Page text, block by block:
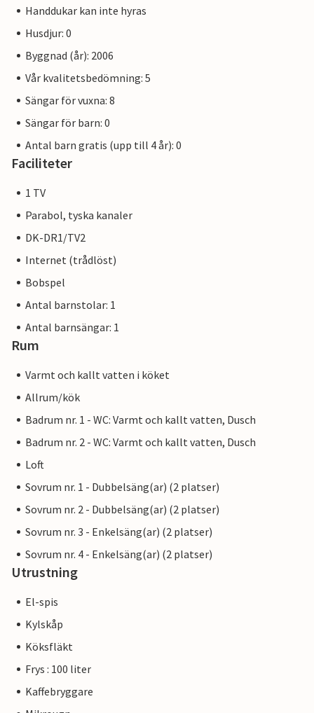
Handdukar kan inte hyras
Husdjur: 0
Byggnad (år): 2006
Vår kvalitetsbedömning: 5
Sängar för vuxna: 8
Sängar för barn: 0
Antal barn gratis (upp till 4 år): 0
Faciliteter
1 TV
Parabol, tyska kanaler
DK-DR1/TV2
Internet (trådlöst)
Bobspel
Antal barnstolar: 1
Antal barnsängar: 1
Rum
Varmt och kallt vatten i köket
Allrum/kök
Badrum nr. 1 - WC: Varmt och kallt vatten, Dusch
Badrum nr. 2 - WC: Varmt och kallt vatten, Dusch
Loft
Sovrum nr. 1 - Dubbelsäng(ar) (2 platser)
Sovrum nr. 2 - Dubbelsäng(ar) (2 platser)
Sovrum nr. 3 - Enkelsäng(ar) (2 platser)
Sovrum nr. 4 - Enkelsäng(ar) (2 platser)
Utrustning
El-spis
Kylskåp
Köksfläkt
Frys : 100 liter
Kaffebryggare